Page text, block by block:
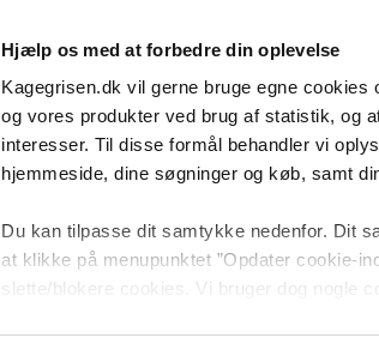
Hjælp os med at forbedre din oplevelse
Kagegrisen.dk vil gerne bruge egne
og vores produkter ved brug af statistik, og
interesser. Til disse formål behandler vi
hjemmeside, dine søgninger og køb, samt
Du kan tilpasse dit samtykke nedenfor. Dit
at klikke på menupunktet ”Opdater cookie-
slette/blokere cookies. Vi bruger dog nogle
Søg
efter: